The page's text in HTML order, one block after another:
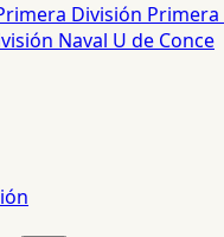
División Primera
Naval U de Conce